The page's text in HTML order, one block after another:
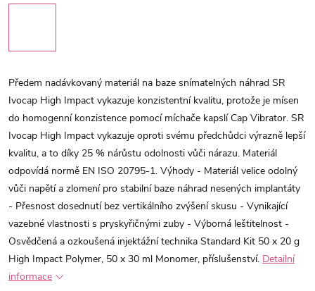
Předem nadávkovaný materiál na baze snímatelných náhrad SR
Ivocap High Impact vykazuje konzistentní kvalitu, protože je mísen
do homogenní konzistence pomocí míchače kapslí Cap Vibrator. SR
Ivocap High Impact vykazuje oproti svému předchůdci výrazně lepší
kvalitu, a to díky 25 % nárůstu odolnosti vůči nárazu. Materiál
odpovídá normě EN ISO 20795-1. Výhody - Materiál velice odolný
vůči napětí a zlomení pro stabilní baze náhrad nesených implantáty
- Přesnost dosednutí bez vertikálního zvýšení skusu - Vynikající
vazebné vlastnosti s pryskyřičnými zuby - Výborná leštitelnost -
Osvědčená a ozkoušená injektážní technika Standard Kit 50 x 20 g
High Impact Polymer, 50 x 30 ml Monomer, příslušenství. Detailní
informace